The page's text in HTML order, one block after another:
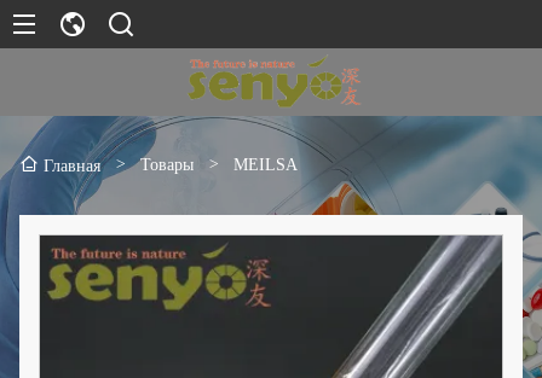
Главная > Товары > MEILSA